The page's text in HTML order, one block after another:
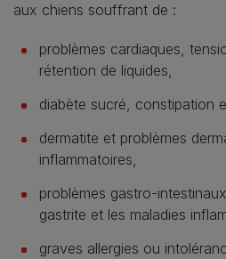
aux chiens souffrant de :
problèmes cardiaques,
rétention de liquides,
diabète sucré, constipation
dermatite et problèmes
inflammatoires,
problèmes gastro-
gastrite et les maladies
graves allergies ou